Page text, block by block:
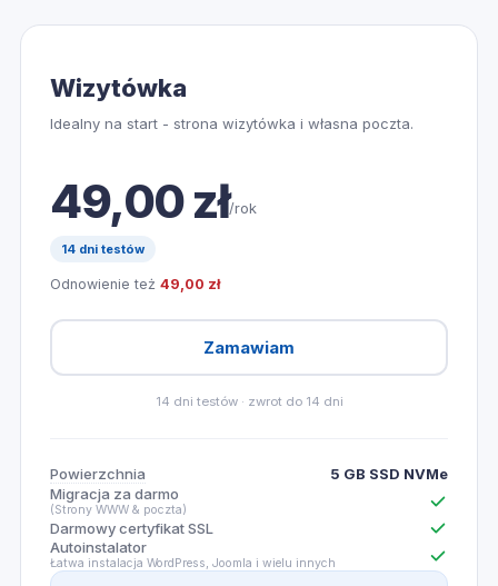
Wizytówka
Idealny na start - strona wizytówka i własna poczta.
49,00 zł/rok
14 dni testów
Odnowienie też 49,00 zł
Zamawiam
14 dni testów · zwrot do 14 dni
Powierzchnia
5 GB SSD NVMe
Migracja za darmo
(Strony WWW & poczta)
Darmowy certyfikat SSL
Autoinstalator
Łatwa instalacja WordPress, Joomla i wielu innych